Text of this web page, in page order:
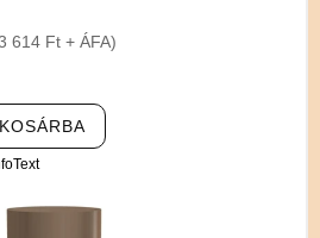
614 Ft + ÁFA)
KOSÁRBA